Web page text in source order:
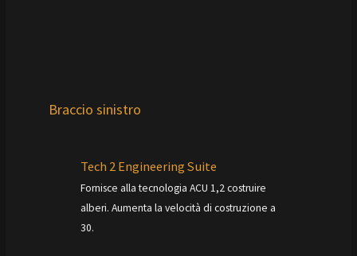
Braccio sinistro
Tech 2 Engineering Suite
Fornisce alla tecnologia ACU 1,2 costruire
alberi. Aumenta la velocità di costruzione a
30.